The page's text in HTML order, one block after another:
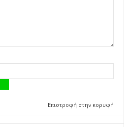
Επιστροφή στην κορυφή